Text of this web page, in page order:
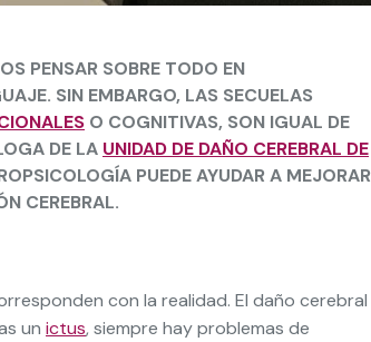
PENSAR SOBRE TODO EN
SIN EMBARGO, LAS SECUELAS
O COGNITIVAS, SON IGUAL DE
DE LA UNIDAD DE DAÑO CEREBRAL DE
PUEDE AYUDAR A MEJORAR
CEREBRAL.
con la realidad. El daño cerebral
un ictus, siempre hay problemas de